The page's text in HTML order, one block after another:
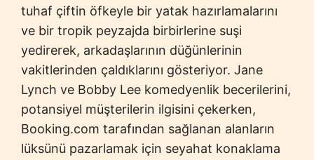
tuhaf çiftin öfkeyle bir yatak hazırlamalarını
ve bir tropik peyzajda birbirlerine suşi
yedirerek, arkadaşlarının düğünlerinin
vakitlerinden çaldıklarını gösteriyor. Jane
Lynch ve Bobby Lee komedyenlik becerilerini,
potansiyel müşterilerin ilgisini çekerken,
Booking.com tarafından sağlanan alanların
lüksünü pazarlamak için seyahat konaklama